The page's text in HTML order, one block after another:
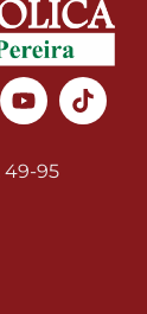
Youtube
49-95